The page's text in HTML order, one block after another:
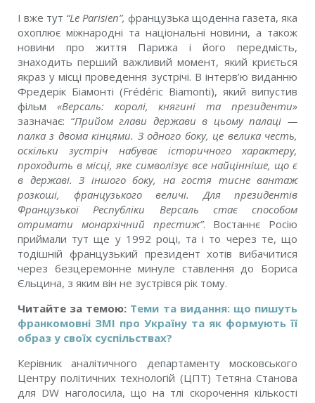
І вже тут “Le Parisien”, французька щоденна газета, яка
охоплює міжнародні та національні новини, а також
новини про життя Парижа і його передмість,
знаходить перший важливий момент, який криється
якраз у місці проведення зустрічі. В інтерв’ю виданню
Фредерік Біамонті (Frédéric Biamonti), який випустив
фільм «Версаль: королі, княгині та президенти»
зазначає: “Прийом глави держави в цьому палаці —
палка з двома кінцями. З одного боку, це велика честь,
оскільки зустріч набуває історичного характеру,
проходить в місці, яке символізує все найцінніше, що є
в державі. З іншого боку, на гостя тисне вантаж
розкоші, французького величі. Для президентів
Французької Республіки Версаль стає способом
отримати монархічний престиж”. Востаннє Росію
приймали тут ще у 1992 році, та і то через те, що
тодішній французький президент хотів вибачитися
через безцеремонне минуле ставлення до Бориса
Єльцина, з яким він не зустрівся рік тому.
Читайте за темою: Теми та видання: що пишуть
франкомовні ЗМІ про Україну та як формують її
образ у своїх суспільствах?
Керівник аналітичного департаменту московського
Центру політичних технологій (ЦПТ) Тетяна Станова
для DW наголосила, що на тлі скорочення кількості